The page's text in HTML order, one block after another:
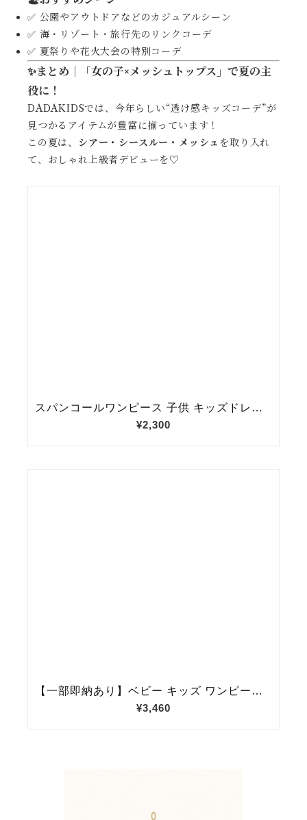
✅ 公園やアウトドアなどのカジュアルシーン
✅ 海・リゾート・旅行先のリンクコーデ
✅ 夏祭りや花火大会の特別コーデ
✨まとめ｜「女の子×メッシュトップス」で夏の主
役に！
DADAKIDSでは、今年らしい“透け感キッズコーデ”が
見つかるアイテムが豊富に揃っています！
この夏は、
シアー・シースルー・メッシュ を取り入れ
て、おしゃれ上級者デビューを♡